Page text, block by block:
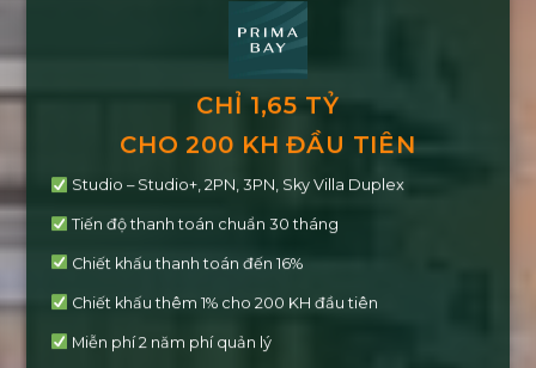
CHỈ 1,65 TỶ
CHO 200 KH ĐẦU TIÊN
Studio – Studio+, 2PN, 3PN, Sky Villa Duplex
Tiến độ thanh toán chuẩn 30 tháng
Chiết khấu thanh toán đến 16%
Chiết khấu thêm 1% cho 200 KH đầu tiên
Miễn phí 2 năm phí quản lý